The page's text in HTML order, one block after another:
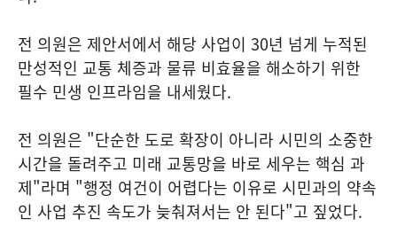
전 의원은 제안서에서 해당 사업이 30년 넘게 누적된
만성적인 교통 체증과 물류 비효율을 해소하기 위한
필수 민생 인프라임을 내세웠다.
전 의원은 "단순한 도로 확장이 아니라 시민의 소중한
시간을 돌려주고 미래 교통망을 바로 세우는 핵심 과
제"라며 "행정 여건이 어렵다는 이유로 시민과의 약속
인 사업 추진 속도가 늦춰져서는 안 된다"고 짚었다.